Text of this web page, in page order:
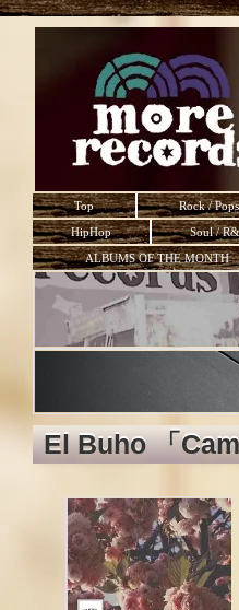
Top Rock / Pops
HipHop
Soul /
ALBUMS OF THE
El Buho 「